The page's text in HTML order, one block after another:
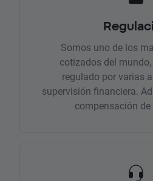
Somos uno de los
cotizados del
regulado por varias
supervisión financiera.
compensación